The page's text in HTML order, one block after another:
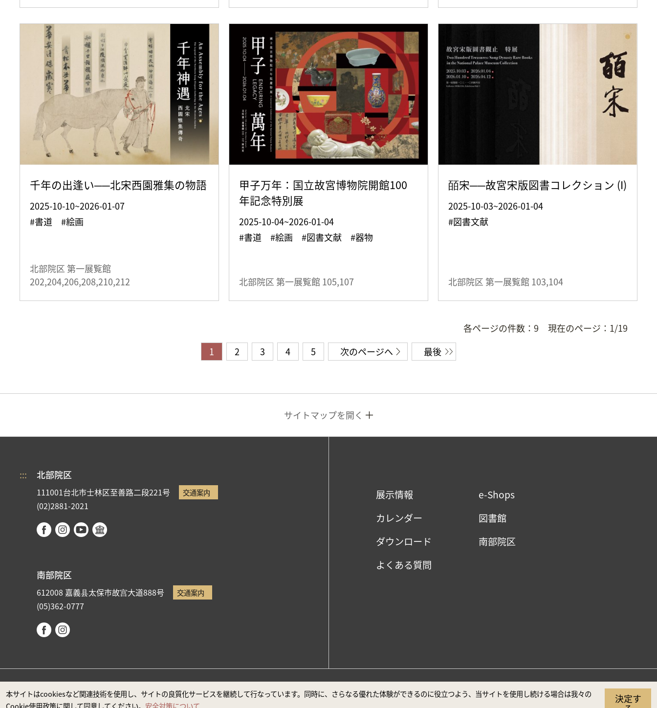
本サイトはcookiesなど関連技術を使用し、サイトの良質化サービスを継続して行なっています。同時に、さらなる優れた体験ができるのに役立つよう、当サイトを使用し続ける場合は我々の
Cookie使用政策に関して同意してください。 安全対策について
決定す
千年の出逢い──北宋西園雅集の物語
2025-10-10~2026-01-07
#書道 #絵画
北部院区 第一展覧館
202,204,206,208,210,212
甲子万年：国立故宮博物院開館100
年記念特別展
2025-10-04~2026-01-04
#書道 #絵画 #図書文献 #器物
北部院区 第一展覧館 105,107
皕宋──故宮宋版図書コレクション (I)
2025-10-03~2026-01-04
#図書文献
北部院区 第一展覧館 103,104
各ページの件数： 9 現在のページ： 1/19
1
2 3 4 5 次のページへ 最後
サイトマップを開く
::: 北部院区
111001台北市士林区至善路二段221号 交通案内
(02)2881-2021
南部院区
612008 嘉義县太保市故宫大道888号 交通案内
(05)362-0777
展示情報
カレンダー
ダウンロード
よくある質問
e-Shops
図書館
南部院区
国立故宮博物院著作権所有 本サイトはMicrosoft Edge、Google Chrome最新バージョンでの閲覧を推奨しております。（推奨解像度1920×1080）